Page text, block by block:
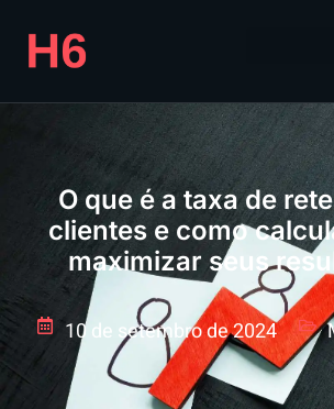
O que é a taxa de
clientes e como
maximizar seus
10 de setembro de 2024